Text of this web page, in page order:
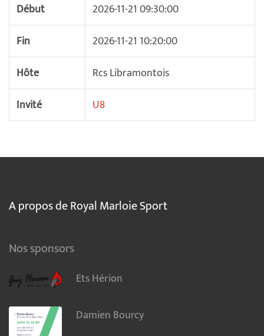
Début
2026-11-21 09:30:00
Fin
2026-11-21 10:20:00
Hôte
Rcs Libramontois
Invité
U8
A propos de Royal Marloie Sport
Nos sponsors
Ets Hérion
Damien Bourcy